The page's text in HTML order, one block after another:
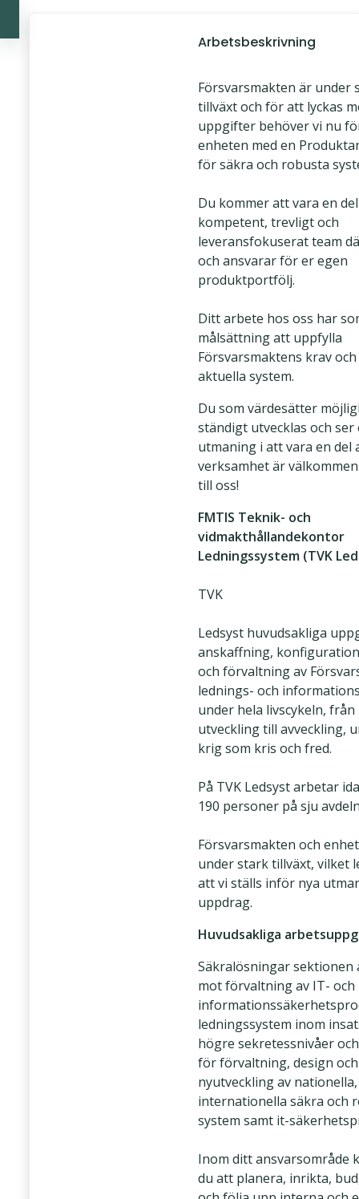
Arbetsbeskrivning
Försvarsmakten är under
tillväxt och för att lyckas
uppgifter behöver vi nu
enheten med en
för säkra och robusta
Du kommer att vara en
kompetent, trevligt och
leveransfokuserat team
och ansvarar för er egen
produktportfölj.
Ditt arbete hos oss har
målsättning att uppfylla
Försvarsmaktens krav
aktuella system.
Du som värdesätter
ständigt utvecklas och ser
utmaning i att vara en del
verksamhet är
till oss!
FMTIS Teknik- och
vidmakthållandekontor
Ledningssystem (TVK
TVK
Ledsyst huvudsakliga
anskaffning,
och förvaltning av
lednings- och
under hela livscykeln, från
utveckling till avveckling,
krig som kris och fred.
På TVK Ledsyst arbetar
190 personer på sju
Försvarsmakten och
under stark tillväxt, vilket
att vi ställs inför nya
uppdrag.
Huvudsakliga
Säkralösningar
mot förvaltning av IT- och
ledningssystem inom
högre sekretessnivåer
för förvaltning, design och
nyutveckling av nationella,
internationella säkra och
system samt it-
Inom ditt ansvarsområde
du att planera, inrikta,